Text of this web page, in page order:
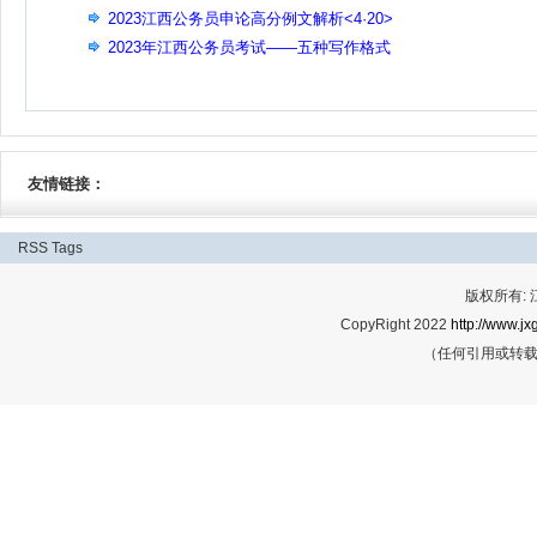
2023江西公务员申论高分例文解析<4·20>
2023年江西公务员考试——五种写作格式
友情链接：
RSS Tags
版权所有:
CopyRight 2022 http://
（任何引用或转